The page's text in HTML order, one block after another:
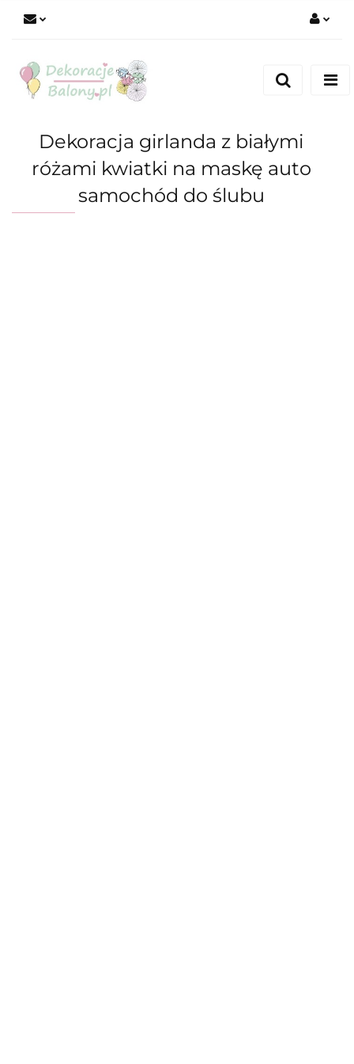
Zarejestruj się
Dekoracja girlanda z białymi
różami kwiatki na maskę auto
samochód do ślubu